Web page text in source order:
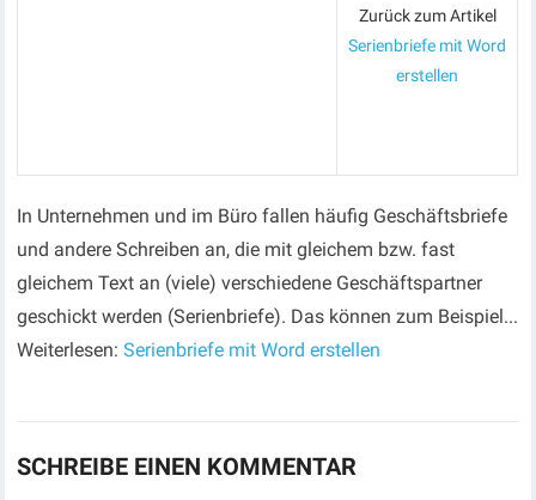
Zurück zum Artikel
Serienbriefe mit Word
erstellen
In Unternehmen und im Büro fallen häufig Geschäftsbriefe
und andere Schreiben an, die mit gleichem bzw. fast
gleichem Text an (viele) verschiedene Geschäftspartner
geschickt werden (Serienbriefe). Das können zum Beispiel...
Weiterlesen:Serienbriefe mit Word erstellen
SCHREIBE EINEN KOMMENTAR